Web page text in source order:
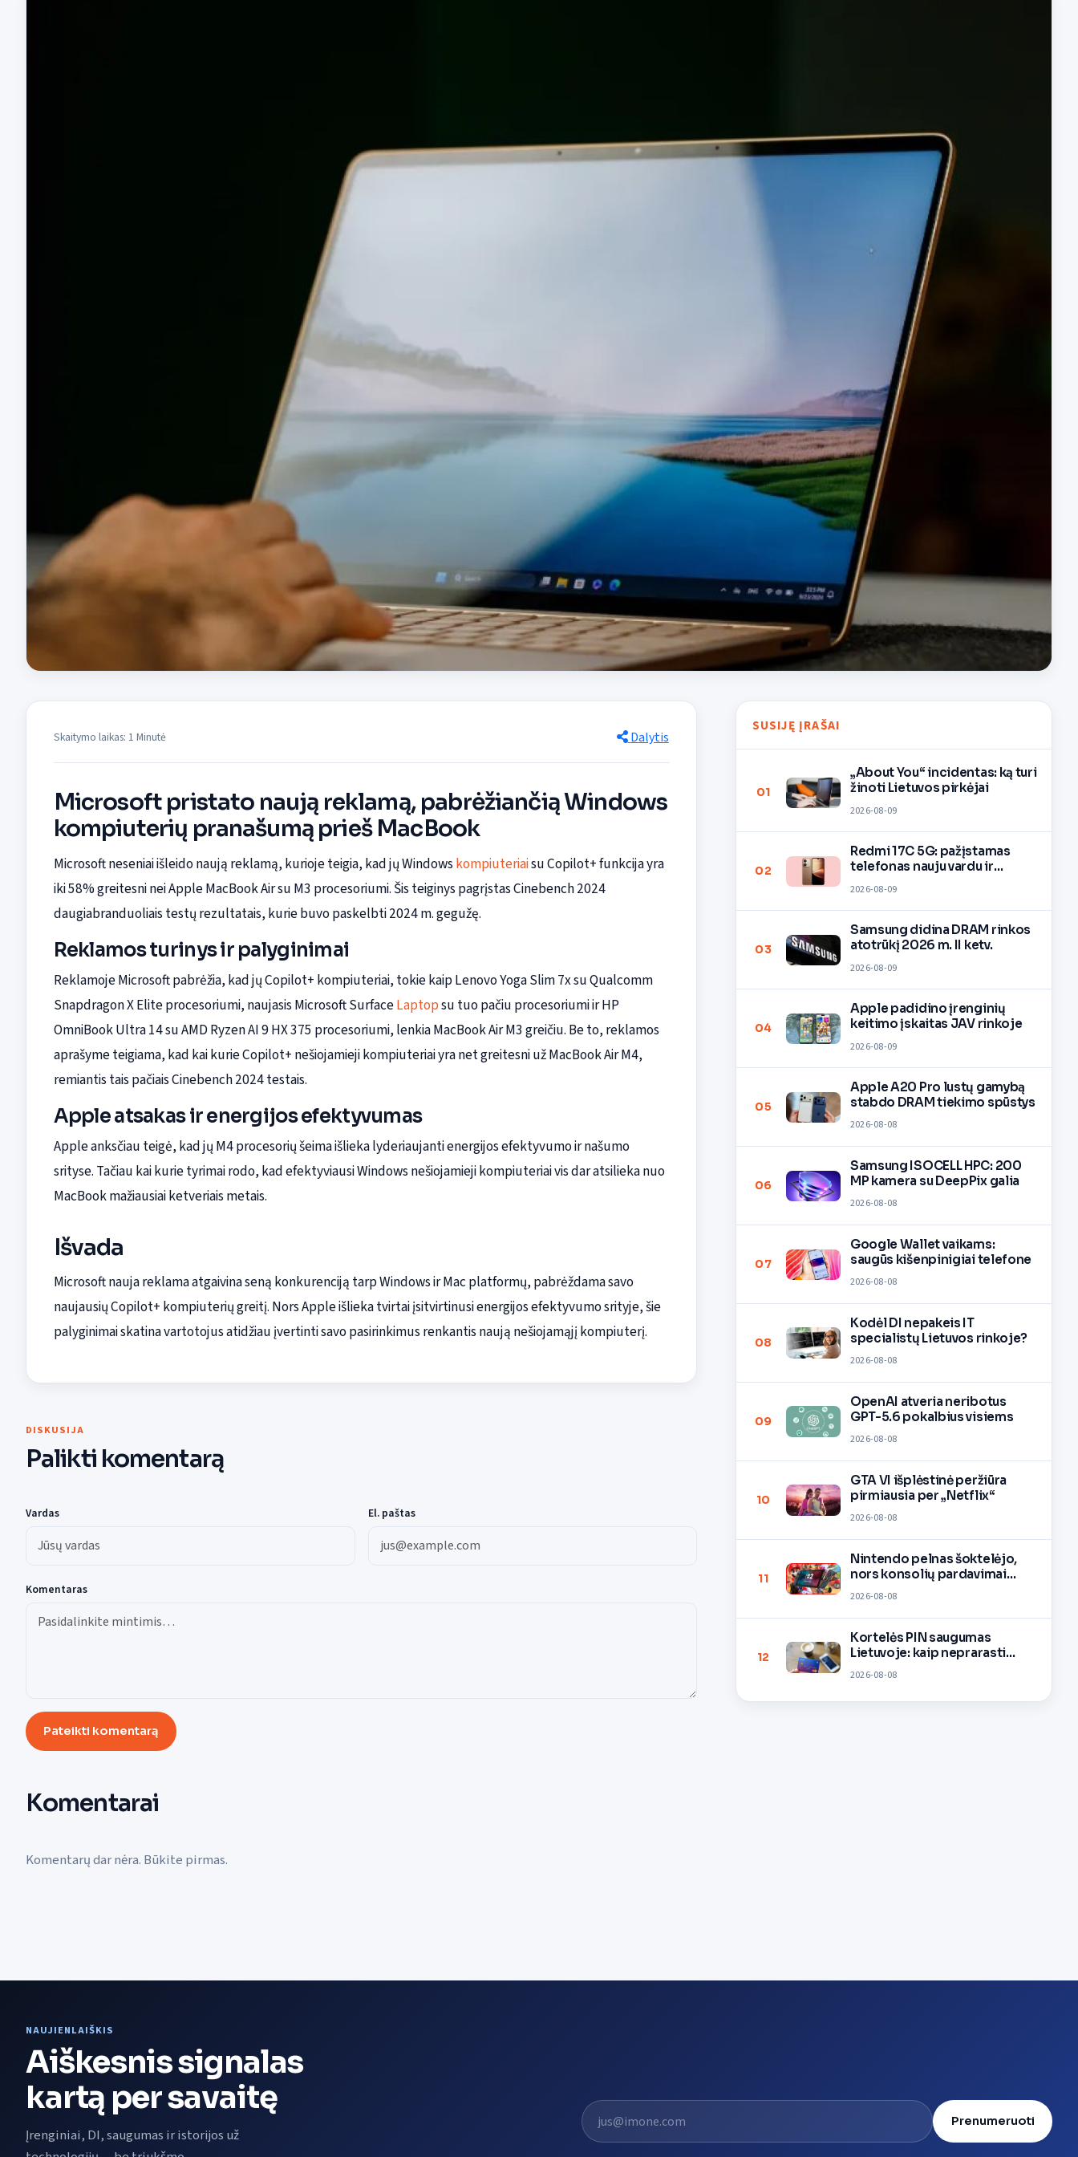
Skaitymo laikas: 1 Minutė Dalytis
Microsoft pristato naują reklamą, pabrėžiančią Windows
kompiuterių pranašumą prieš MacBook
Microsoft neseniai išleido naują reklamą, kurioje teigia, kad jų Windowskompiuteriaisu Copilot+ funkcija yra
iki 58% greitesni nei Apple MacBook Air su M3 procesoriumi. Šis teiginys pagrįstas Cinebench 2024
daugiabranduoliais testų rezultatais, kurie buvo paskelbti 2024 m. gegužę.
Reklamos turinys ir palyginimai
Reklamoje Microsoft pabrėžia, kad jų Copilot+ kompiuteriai, tokie kaip Lenovo Yoga Slim 7x su Qualcomm
Snapdragon X Elite procesoriumi, naujasis Microsoft SurfaceLaptopsu tuo pačiu procesoriumi ir HP
OmniBook Ultra 14 su AMD Ryzen AI 9 HX 375 procesoriumi, lenkia MacBook Air M3 greičiu. Be to, reklamos
aprašyme teigiama, kad kai kurie Copilot+ nešiojamieji kompiuteriai yra net greitesni už MacBook Air M4,
remiantis tais pačiais Cinebench 2024 testais.
Apple atsakas ir energijos efektyvumas
Apple anksčiau teigė, kad jų M4 procesorių šeima išlieka lyderiaujanti energijos efektyvumo ir našumo
srityse. Tačiau kai kurie tyrimai rodo, kad efektyviausi Windows nešiojamieji kompiuteriai vis dar atsilieka nuo
MacBook mažiausiai ketveriais metais.
Išvada
Microsoft nauja reklama atgaivina seną konkurenciją tarp Windows ir Mac platformų, pabrėždama savo
naujausių Copilot+ kompiuterių greitį. Nors Apple išlieka tvirtai įsitvirtinusi energijos efektyvumo srityje, šie
palyginimai skatina vartotojus atidžiau įvertinti savo pasirinkimus renkantis naują nešiojamąjį kompiuterį.
DISKUSIJA
Palikti komentarą
Vardas El. paštas
Komentaras
Pateikti komentarą
Komentarai
Komentarų dar nėra. Būkite pirmas.
SUSIJĘ ĮRAŠAI
01
„About You“ incidentas: ką turi
žinoti Lietuvos pirkėjai
2026-08-09
02
Redmi 17C 5G: pažįstamas
telefonas nauju vardu ir
2026-08-09
03
Samsung didina DRAM rinkos
atotrūkį 2026 m. II ketv.
2026-08-09
04
Apple padidino įrenginių
keitimo įskaitas JAV rinkoje
2026-08-09
05
Apple A20 Pro lustų gamybą
stabdo DRAM tiekimo spūstys
2026-08-08
06
Samsung ISOCELL HPC: 200
MP kamera su DeepPix galia
2026-08-08
07
Google Wallet vaikams:
saugūs kišenpinigiai telefone
2026-08-08
08
Kodėl DI nepakeis IT
specialistų Lietuvos rinkoje?
2026-08-08
09
OpenAI atveria neribotus
GPT-5.6 pokalbius visiems
2026-08-08
10
GTA VI išplėstinė peržiūra
pirmiausia per „Netflix“
2026-08-08
11
Nintendo pelnas šoktelėjo,
nors konsolių pardavimai
2026-08-08
12
Kortelės PIN saugumas
Lietuvoje: kaip neprarasti
2026-08-08
NAUJIENLAIŠKIS
Aiškesnis signalas
kartą per savaitę
Įrenginiai, DI, saugumas ir istorijos už
El. pašto adresas
Prenumeruoti